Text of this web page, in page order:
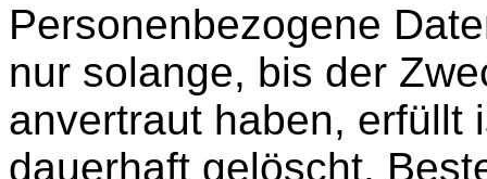
Personenbezogene
nur solange, bis der
anvertraut haben, erfüllt
dauerhaft gelöscht.